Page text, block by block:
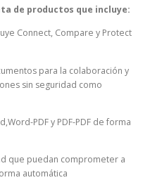
de productos que incluye:
Connect, Compare y Protect
para la colaboración y
sin seguridad como
PDF y PDF-PDF de forma
que puedan comprometer a
automática